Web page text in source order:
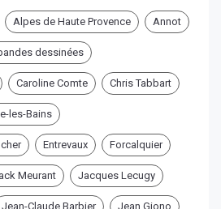
Alpes de Haute Provence Annot
dessinées
Caroline Comte Chris Tabbart
les-Bains
Entrevaux Forcalquier
Meurant Jacques Lecugy
Jean-Claude Barbier Jean Giono